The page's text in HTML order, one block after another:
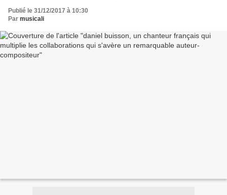
Publié le 31/12/2017 à 10:30
Par musicali